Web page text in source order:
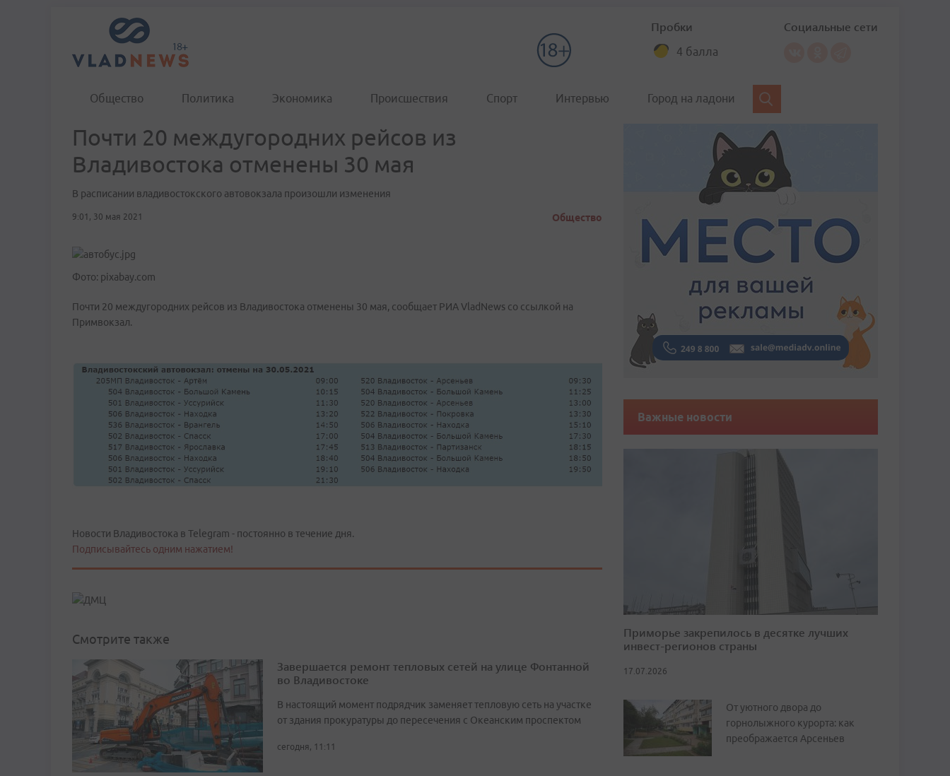
Пробки
4 балла
Социальные сети
Общество Политика Экономика Происшествия Спорт Интервью Город на ладони
Почти 20 междугородних рейсов из
Владивостока отменены 30 мая
В расписании владивостокского автовокзала произошли изменения
9:01, 30 мая 2021 Общество
Фото: pixabay.com
Почти 20 междугородних рейсов из Владивостока отменены 30 мая, сообщает РИА VladNews со ссылкой на
Примвокзал.
Новости Владивостока в Telegram - постоянно в течение дня.
Подписывайтесь одним нажатием!
Смотрите также
Завершается ремонт тепловых сетей на улице Фонтанной
во Владивостоке
В настоящий момент подрядчик заменяет тепловую сеть на участке
от здания прокуратуры до пересечения с Океанским проспектом
сегодня, 11:11
Важные новости
Приморье закрепилось в десятке лучших
инвест-регионов страны
17.07.2026
От уютного двора до
горнолыжного курорта: как
преображается Арсеньев